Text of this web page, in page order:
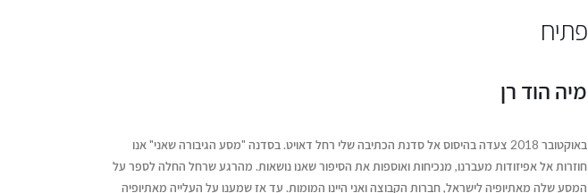
פתיח
מיה הוד רן
באוקטובר 2018 צעדה בהיסוס אל סדנת הכתיבה שלי רחל דאויט. בסדנה "מסע הגיבורה שאני" אנו
חוזרות אל אפיזודות מעברנו, מנכיחות ואוספות את הסיפור שאנו נושאות. מהרגע שרחל החלה לספר על
המסע שלה מאתיופיה לישראל, חברות הקבוצה ואני היינו המומות. עד אז שמענו על העלייה מאתיופיה